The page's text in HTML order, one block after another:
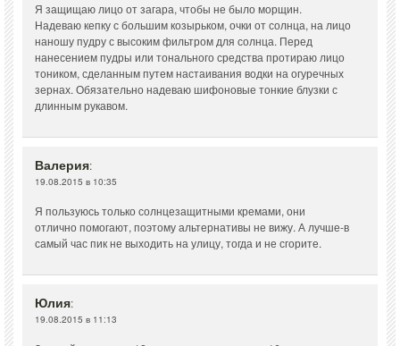
Я защищаю лицо от загара, чтобы не было морщин.
Надеваю кепку с большим козырьком, очки от солнца, на лицо
наношу пудру с высоким фильтром для солнца. Перед
нанесением пудры или тонального средства протираю лицо
тоником, сделанным путем настаивания водки на огуречных
зернах. Обязательно надеваю шифоновые тонкие блузки с
длинным рукавом.
Валерия:
19.08.2015 в 10:35
Я пользуюсь только солнцезащитными кремами, они
отлично помогают, поэтому альтернативы не вижу. А лучше-в
самый час пик не выходить на улицу, тогда и не сгорите.
Юлия:
19.08.2015 в 11:13